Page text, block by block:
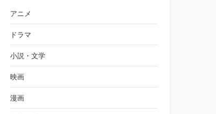
テレビ朝日 あらすじ 朝ドラ Netflix
アニメ
ドラマ
小説・文学
映画
漫画